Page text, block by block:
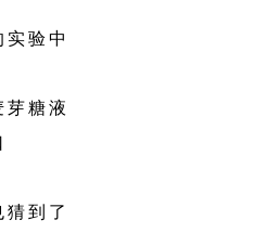
验中
糖液
到了